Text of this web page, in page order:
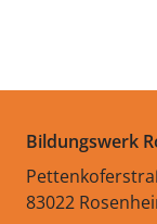
Bildungswerk
83022